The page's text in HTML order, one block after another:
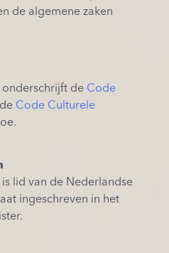
de algemene zaken
onderschrijft de Code
Code Culturele
lid van de Nederlandse
ingeschreven in het